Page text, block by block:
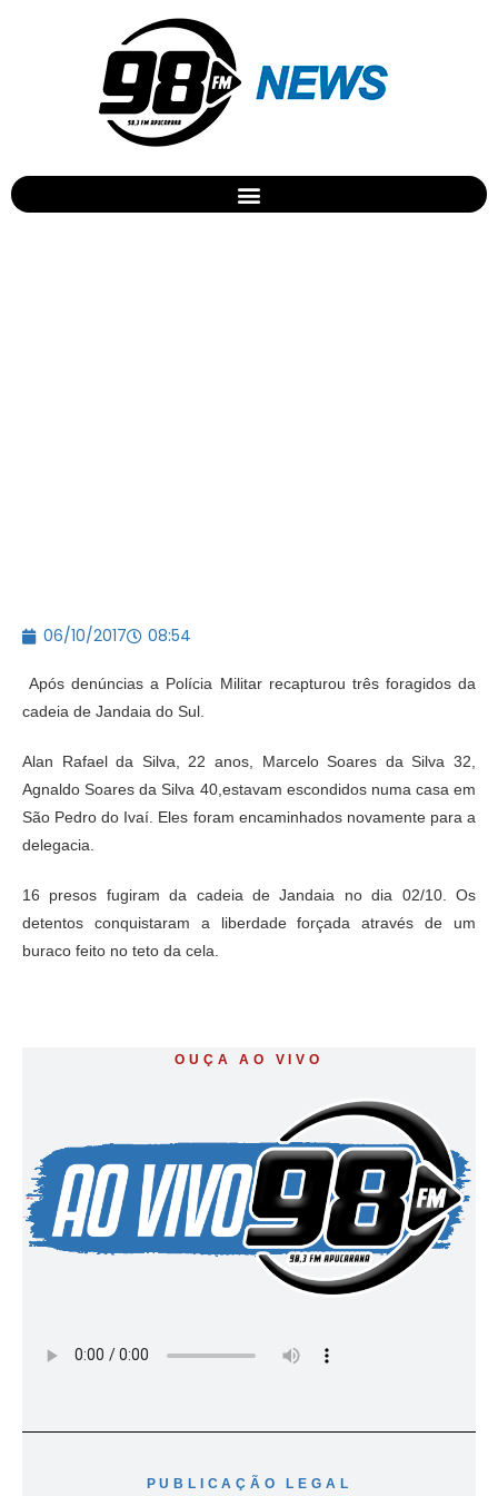
06/10/2017 08:54
Após denúncias a Polícia Militar recapturou três foragidos da
cadeia de Jandaia do Sul.
Alan Rafael da Silva, 22 anos, Marcelo Soares da Silva 32,
Agnaldo Soares da Silva 40,estavam escondidos numa casa em
São Pedro do Ivaí. Eles foram encaminhados novamente para a
delegacia.
16 presos fugiram da cadeia de Jandaia no dia 02/10. Os
detentos conquistaram a liberdade forçada através de um
buraco feito no teto da cela.
OUÇA AO VIVO
PUBLICAÇÃO LEGAL